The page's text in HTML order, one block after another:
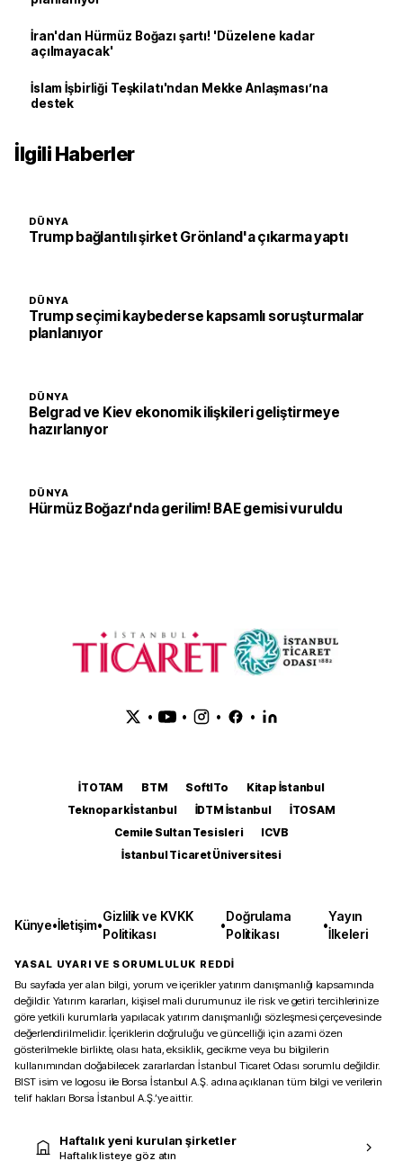
İran'dan Hürmüz Boğazı şartı! 'Düzelene kadar
açılmayacak'
İslam İşbirliği Teşkilatı'ndan Mekke Anlaşması’na
destek
İlgili Haberler
DÜNYA
Trump bağlantılı şirket Grönland'a çıkarma yaptı
DÜNYA
Trump seçimi kaybederse kapsamlı soruşturmalar
planlanıyor
DÜNYA
Belgrad ve Kiev ekonomik ilişkileri geliştirmeye
hazırlanıyor
DÜNYA
Hürmüz Boğazı'nda gerilim! BAE gemisi vuruldu
• • • •
İTOTAM BTM SoftITo
Kitap İstanbul
Teknopark İstanbul
İDTM İstanbul
İTOSAM
Cemile Sultan Tesisleri
ICVB
İstanbul Ticaret Üniversitesi
Künye•İletişim•
Gizlilik ve KVKK
Politikası
•
Doğrulama
Politikası
•
Yayın
İlkeleri
YASAL UYARI VE SORUMLULUK REDDİ
Bu sayfada yer alan bilgi, yorum ve içerikler yatırım danışmanlığı kapsamında
değildir. Yatırım kararları, kişisel mali durumunuz ile risk ve getiri tercihlerinize
göre yetkili kurumlarla yapılacak yatırım danışmanlığı sözleşmesi çerçevesinde
değerlendirilmelidir. İçeriklerin doğruluğu ve güncelliği için azami özen
gösterilmekle birlikte, olası hata, eksiklik, gecikme veya bu bilgilerin
kullanımından doğabilecek zararlardan İstanbul Ticaret Odası sorumlu değildir.
BIST isim ve logosu ile Borsa İstanbul A.Ş. adına açıklanan tüm bilgi ve verilerin
telif hakları Borsa İstanbul A.Ş.’ye aittir.
Haftalık yeni kurulan şirketler
Haftalık listeye göz atın